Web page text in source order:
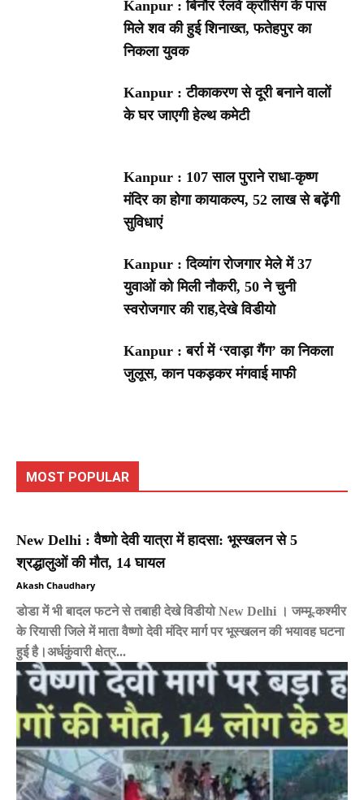
Kanpur : बिनौर रेलवे क्रॉसिंग के पास
मिले शव की हुई शिनाख्त, फतेहपुर का
निकला युवक
Kanpur : टीकाकरण से दूरी बनाने वालों
के घर जाएगी हेल्थ कमेटी
Kanpur : 107 साल पुराने राधा-कृष्ण
मंदिर का होगा कायाकल्प, 52 लाख से बढ़ेंगी
सुविधाएं
Kanpur : दिव्यांग रोजगार मेले में 37
युवाओं को मिली नौकरी, 50 ने चुनी
स्वरोजगार की राह,देखे विडीयो
Kanpur : बर्रा में ‘रवाड़ा गैंग’ का निकला
जुलूस, कान पकड़कर मंगवाई माफी
MOST POPULAR
New Delhi : वैष्णो देवी यात्रा में हादसा: भूस्खलन से 5
श्रद्धालुओं की मौत, 14 घायल
Akash Chaudhary
डोडा में भी बादल फटने से तबाही देखे विडीयो New Delhi । जम्मू-कश्मीर
के रियासी जिले में माता वैष्णो देवी मंदिर मार्ग पर भूस्खलन की भयावह घटना
हुई है।अर्धकुंवारी क्षेत्र...